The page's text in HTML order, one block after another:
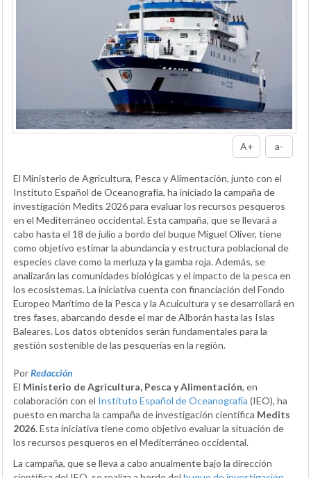
A+ a-
El Ministerio de Agricultura, Pesca y Alimentación, junto con el
Instituto Español de Oceanografía, ha iniciado la campaña de
investigación Medits 2026 para evaluar los recursos pesqueros
en el Mediterráneo occidental. Esta campaña, que se llevará a
cabo hasta el 18 de julio a bordo del buque Miguel Oliver, tiene
como objetivo estimar la abundancia y estructura poblacional de
especies clave como la merluza y la gamba roja. Además, se
analizarán las comunidades biológicas y el impacto de la pesca en
los ecosistemas. La iniciativa cuenta con financiación del Fondo
Europeo Marítimo de la Pesca y la Acuicultura y se desarrollará en
tres fases, abarcando desde el mar de Alborán hasta las Islas
Baleares. Los datos obtenidos serán fundamentales para la
gestión sostenible de las pesquerías en la región.
PorRedacción
El Ministerio de Agricultura, Pesca y Alimentación, en
colaboración con el Instituto Español de Oceanografía (IEO), ha
puesto en marcha la campaña de investigación científica Medits
2026. Esta iniciativa tiene como objetivo evaluar la situación de
los recursos pesqueros en el Mediterráneo occidental.
La campaña, que se lleva a cabo anualmente bajo la dirección